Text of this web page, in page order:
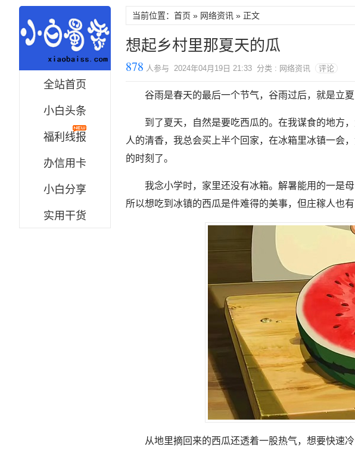
全站首页
小白头条
福利线报
办信用卡
小白分享
实用干货
当前位置：首页 » 网络资讯 » 正文
想起乡村里那夏天的瓜
878 人参与 2024年04月19日 21:33 分类 : 网络资讯 评论
谷雨是春天的最后一个节气，谷雨过后，就是立夏
到了夏天，自然是要吃西瓜的。在我谋食的地方
人的清香，我总会买上半个回家，在冰箱里冰镇一会
的时刻了。
我念小学时，家里还没有冰箱。解暑能用的一是
所以想吃到冰镇的西瓜是件难得的美事，但庄稼人也有
从地里摘回来的西瓜还透着一股热气，想要快速